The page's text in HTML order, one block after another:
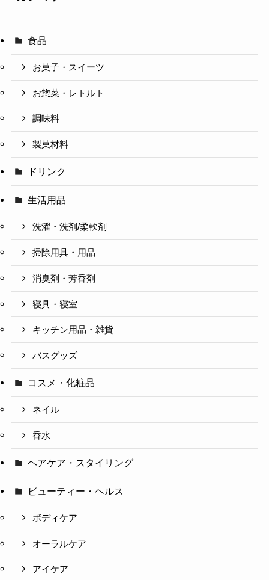
食品
お菓子・スイーツ
お惣菜・レトルト
調味料
製菓材料
ドリンク
生活用品
洗濯・洗剤/柔軟剤
掃除用具・用品
消臭剤・芳香剤
寝具・寝室
キッチン用品・雑貨
バスグッズ
コスメ・化粧品
ネイル
香水
ヘアケア・スタイリング
ビューティー・ヘルス
ボディケア
オーラルケア
アイケア